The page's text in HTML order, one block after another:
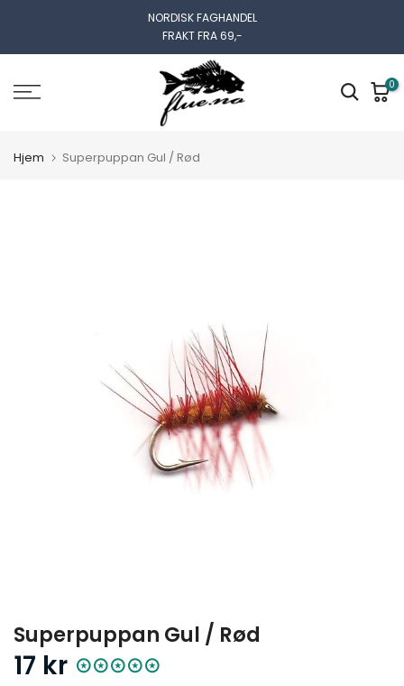
NORDISK FAGHANDEL
FRAKT FRA 69,-
0
Hjem Superpuppan Gul / Rød
Superpuppan Gul / Rød
17 kr